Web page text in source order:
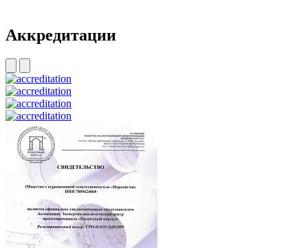
Aккредитации